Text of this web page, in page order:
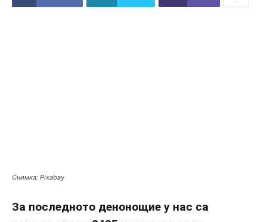
Снимка: Pixabay
За последното денонощие у нас са